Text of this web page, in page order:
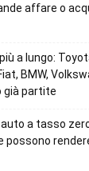
affare o
a lungo:
BMW,
già partite
a tasso
possono